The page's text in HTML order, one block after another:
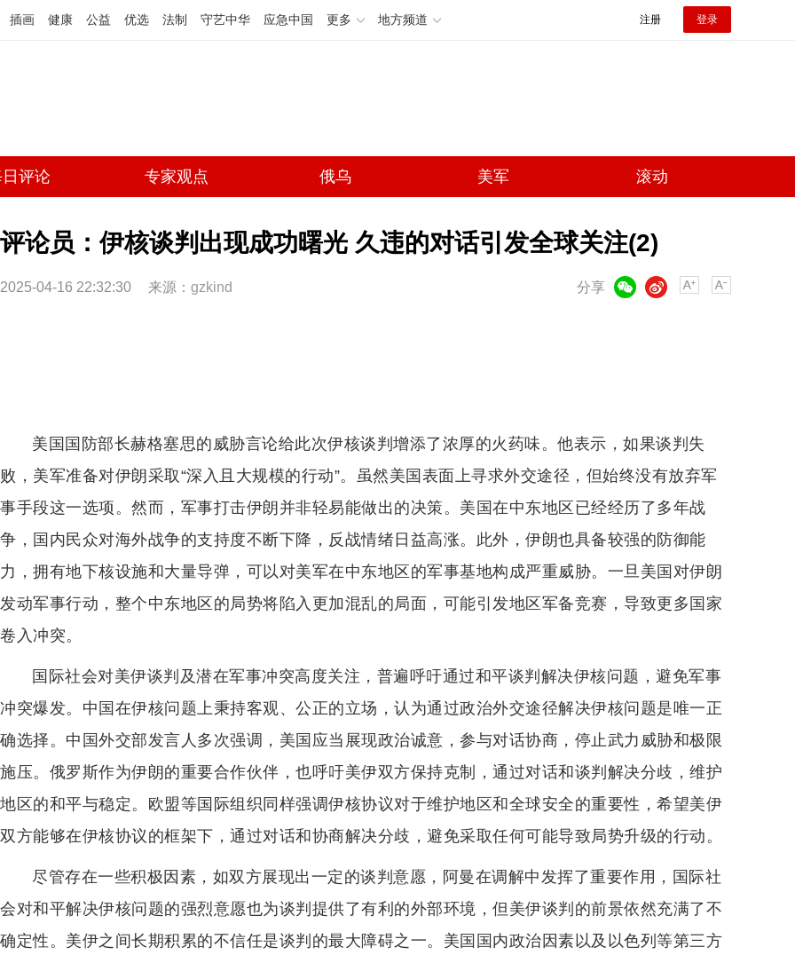
插画 健康 公益 优选 法制 守艺中华 应急中国 更多 地方频道 注册 登录
评论 专家观点 俄乌 美军 滚动
评论员：伊核谈判出现成功曙光 久违的对话引发全球关注(2)
2025-04-16 22:32:30 来源： gzkind 分享
微博
美国国防部长赫格塞思的威胁言论给此次伊核谈判增添了浓厚的火药味。他表示，如果谈判失
败，美军准备对伊朗采取“深入且大规模的行动”。虽然美国表面上寻求外交途径，但始终没有放弃军
事手段这一选项。然而，军事打击伊朗并非轻易能做出的决策。美国在中东地区已经经历了多年战
争，国内民众对海外战争的支持度不断下降，反战情绪日益高涨。此外，伊朗也具备较强的防御能
力，拥有地下核设施和大量导弹，可以对美军在中东地区的军事基地构成严重威胁。一旦美国对伊朗
发动军事行动，整个中东地区的局势将陷入更加混乱的局面，可能引发地区军备竞赛，导致更多国家
卷入冲突。
国际社会对美伊谈判及潜在军事冲突高度关注，普遍呼吁通过和平谈判解决伊核问题，避免军事
冲突爆发。中国在伊核问题上秉持客观、公正的立场，认为通过政治外交途径解决伊核问题是唯一正
确选择。中国外交部发言人多次强调，美国应当展现政治诚意，参与对话协商，停止武力威胁和极限
施压。俄罗斯作为伊朗的重要合作伙伴，也呼吁美伊双方保持克制，通过对话和谈判解决分歧，维护
地区的和平与稳定。欧盟等国际组织同样强调伊核协议对于维护地区和全球安全的重要性，希望美伊
双方能够在伊核协议的框架下，通过对话和协商解决分歧，避免采取任何可能导致局势升级的行动。
尽管存在一些积极因素，如双方展现出一定的谈判意愿，阿曼在调解中发挥了重要作用，国际社
会对和平解决伊核问题的强烈意愿也为谈判提供了有利的外部环境，但美伊谈判的前景依然充满了不
确定性。美伊之间长期积累的不信任是谈判的最大障碍之一。美国国内政治因素以及以色列等第三方